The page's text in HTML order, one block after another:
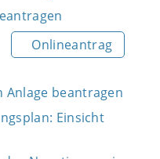
Onlineantrag
beantragen
Einsicht